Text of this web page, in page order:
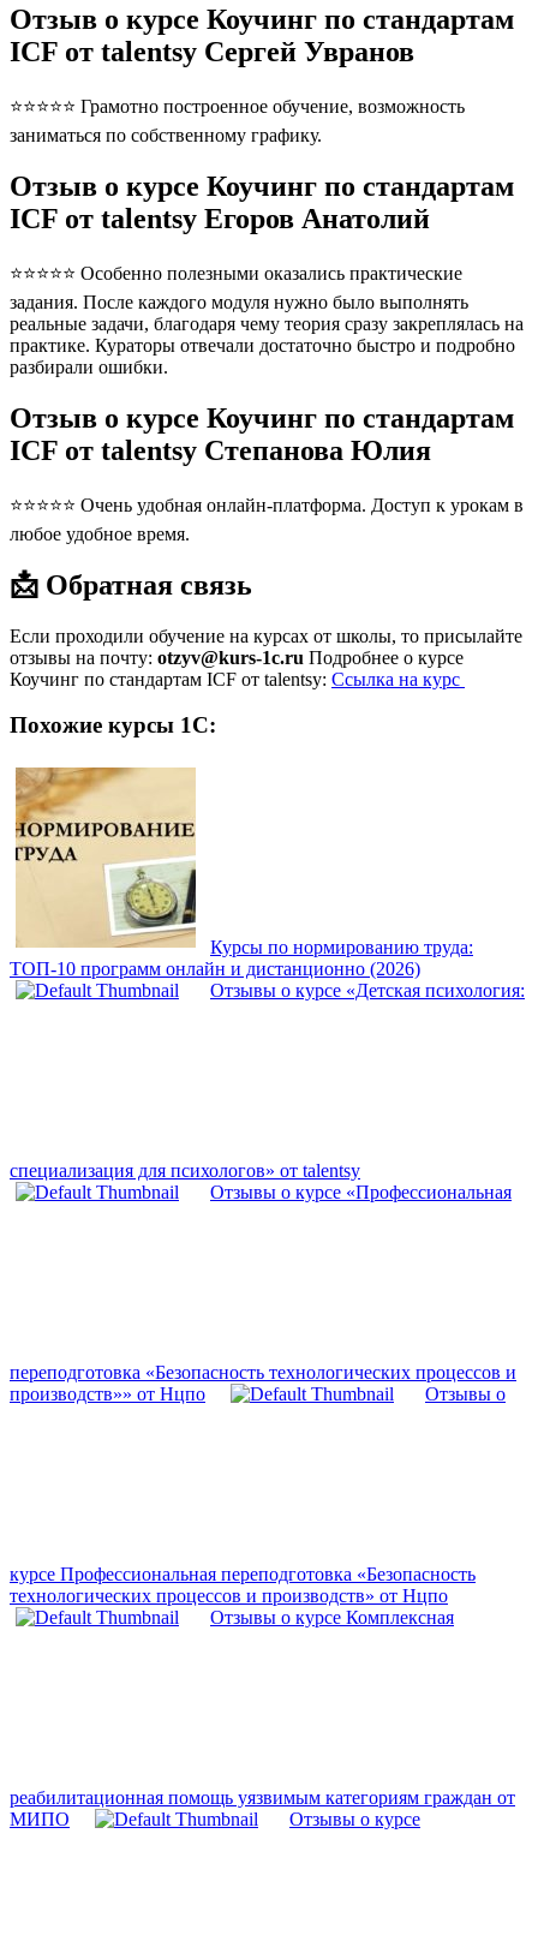
Отзыв о курсе Коучинг по стандартам
ICF от talentsy Сергей Увранов
⭐⭐⭐⭐⭐ Грамотно построенное обучение, возможность
заниматься по собственному графику.
Отзыв о курсе Коучинг по стандартам
ICF от talentsy Егоров Анатолий
⭐⭐⭐⭐⭐ Особенно полезными оказались практические
задания. После каждого модуля нужно было выполнять
реальные задачи, благодаря чему теория сразу закреплялась на
практике. Кураторы отвечали достаточно быстро и подробно
разбирали ошибки.
Отзыв о курсе Коучинг по стандартам
ICF от talentsy Степанова Юлия
⭐⭐⭐⭐⭐ Очень удобная онлайн-платформа. Доступ к урокам в
любое удобное время.
📩 Обратная связь
Если проходили обучение на курсах от школы, то присылайте
отзывы на почту: otzyv@kurs-1c.ru Подробнее о курсе
Коучинг по стандартам ICF от talentsy: Ссылка на курс
Похожие курсы 1С:
Курсы по нормированию труда:
ТОП‑10 программ онлайн и дистанционно (2026)
Отзывы о курсе «Детская психология:
специализация для психологов» от talentsy
Отзывы о курсе «Профессиональная
переподготовка «Безопасность технологических процессов и
производств»» от Нцпо
Отзывы о
курсе Профессиональная переподготовка «Безопасность
технологических процессов и производств» от Нцпо
Отзывы о курсе Комплексная
реабилитационная помощь уязвимым категориям граждан от
МИПО
Отзывы о курсе